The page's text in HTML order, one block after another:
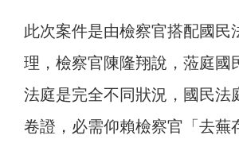
此次案件是由檢察官搭配國民
理，檢察官陳隆翔說，蒞庭國
法庭是完全不同狀況，國民法
卷證，必需仰賴檢察官「去蕪